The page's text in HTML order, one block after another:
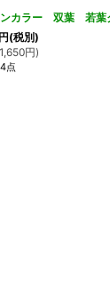
ンカラー 双葉 若
円(税別)
1,650円)
点